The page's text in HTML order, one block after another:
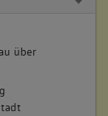
über